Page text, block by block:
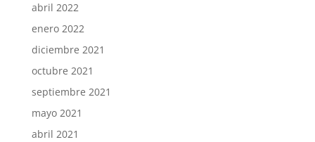
abril 2022
enero 2022
diciembre 2021
octubre 2021
septiembre 2021
mayo 2021
abril 2021